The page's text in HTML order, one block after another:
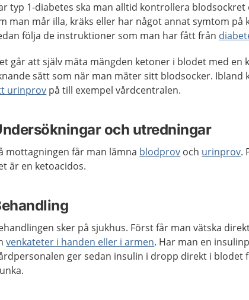
typ 1-diabetes ska man alltid kontrollera
man mår illa, kräks eller har något annat symtom på
följa de instruktioner som man har fått från
går att själv mäta mängden ketoner i blodet med en
sätt som när man mäter sitt blodsocker. Ibland
urinprov på till exempel vårdcentralen.
och utredningar
mottagningen får man lämna blodprov och urinprov.
är en ketoacidos.
sker på sjukhus. Först får man vätska
venkateter i handen eller i armen. Har man en
ger sedan insulin i dropp direkt i blodet